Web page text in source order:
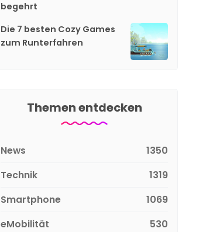
begehrt
Die 7 besten Cozy Games
zum Runterfahren
Themen entdecken
News
1350
Technik
1319
Smartphone
1069
eMobilität
530